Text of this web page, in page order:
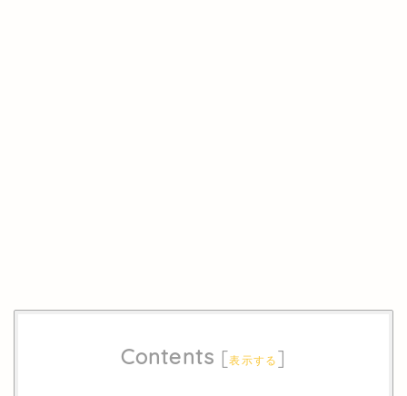
Contents [表示する ]